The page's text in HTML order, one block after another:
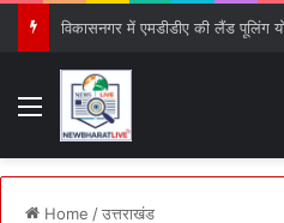
Menu
Home /उत्तराखंड